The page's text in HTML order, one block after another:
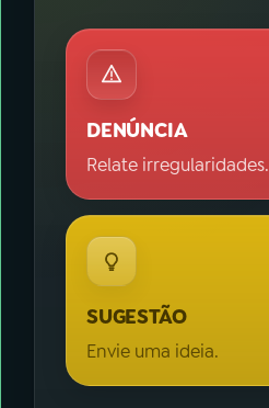
DENÚNCIA
Relate irregularidades.
SUGESTÃO
Envie uma ideia.